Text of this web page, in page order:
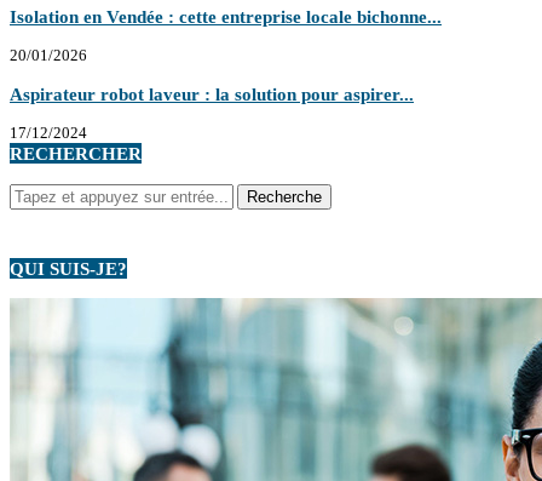
Isolation en Vendée : cette entreprise locale bichonne...
20/01/2026
Aspirateur robot laveur : la solution pour aspirer...
17/12/2024
RECHERCHER
QUI SUIS-JE?